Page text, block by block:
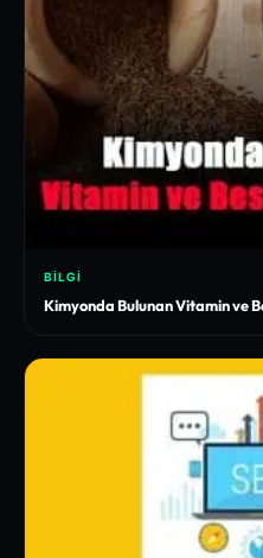
BILGI
Kimyonda Bulunan Vitamin ve